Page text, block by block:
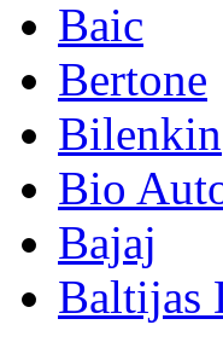
Baic
Bertone
Bilenkin
Bio
Bajaj
Baltijas